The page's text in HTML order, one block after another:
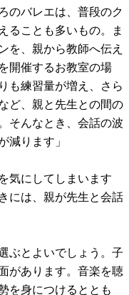
のバレエは、普段のク
ることも多いもの。ま
を、親から教師へ伝え
開催するお教室の場
も練習量が増え、さら
ど、親と先生との間の
そんなとき、会話の波
減ります」
気にしてしまいます
には、親が先生と会話
ぶとよいでしょう。子
があります。音楽を聴
を身につけるととも